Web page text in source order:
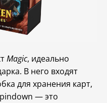
Magic, идеально
В него входят
для хранения карт,
— это